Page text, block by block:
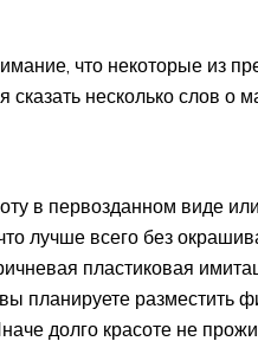
что некоторые из
сказать несколько слов
в первозданном виде
лучше всего без
пластиковая
планируете разместить
долго красоте не